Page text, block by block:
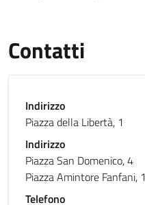
Contatti
Indirizzo
Piazza della Libertà, 1
Indirizzo
Piazza San Domenico, 4
Piazza Amintore Fanfani, 1
Telefono